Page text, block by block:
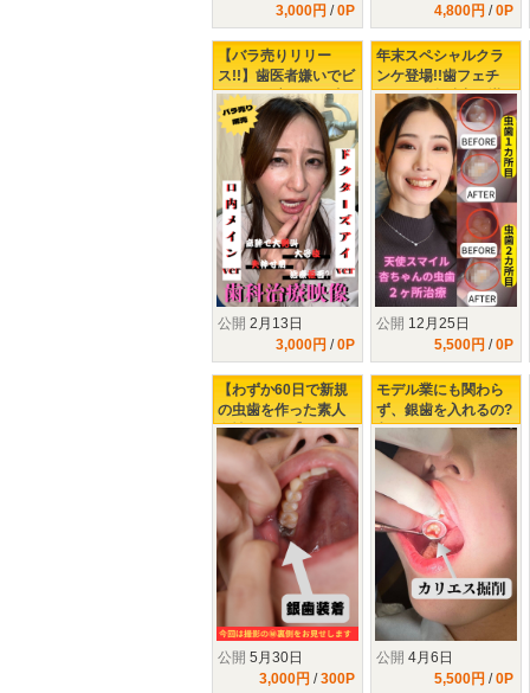
3,000円 /0P
4,800円 /0P
【バラ売りリリー
ス!!】歯医者嫌いでビ
ビりの足立さんの虫
歯治療の末路...
公開 2月13日
3,000円 /0P
年末スペシャルクラ
ンケ登場!!歯フェチ
LABOが全精力を掛け
て口説きました!!最強
美女【 小松杏の虫歯
２ヶ所治療】
公開 12月25日
5,500円 /0P
【わずか60日で新規
の虫歯を作った素人
女性Aさん...】3回目
の治療確定!!今回は裏
の裏の裏の裏までお
見せしちゃいますw
公開 5月30日
3,000円 /300P
モデル業にも関わら
ず、銀歯を入れるの?
入れないの?どっちな
んだい!!【虫歯が全部
で3本!!】歯医者嫌い
のクランケ正体は?
公開 4月6日
5,500円 /0P